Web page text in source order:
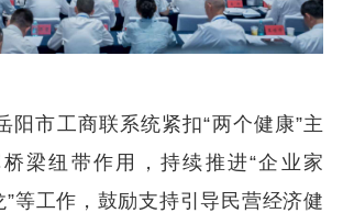
阳市工商联系统紧扣“两个健康”主
梁纽带作用，持续推进“企业家
”等工作，鼓励支持引导民营经济健